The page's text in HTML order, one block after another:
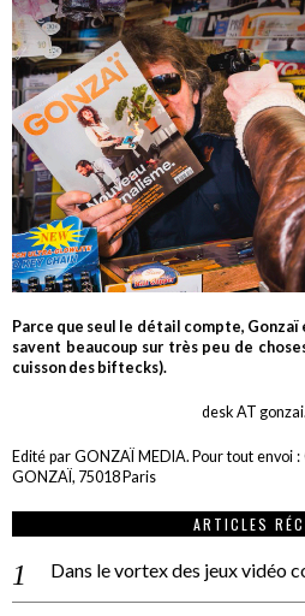
Parce que seul le détail compte, Gonzaï
savent beaucoup sur très peu de
cuisson des biftecks).
desk AT
Edité par GONZAÏ MEDIA. Pour tout envoi
GONZAÏ, 75018 Paris
ARTICLES
Dans le vortex des jeux vidéo